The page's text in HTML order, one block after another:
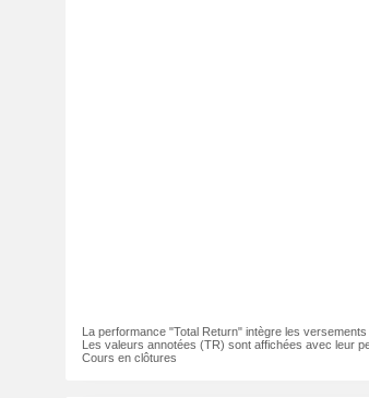
La performance "Total Return" intègre les
Les valeurs annotées (TR) sont affichées avec leur
Cours en clôtures